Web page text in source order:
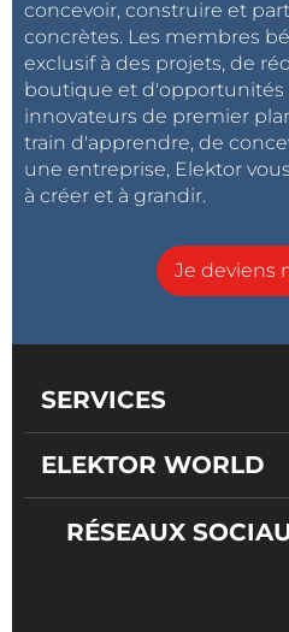
concevoir, construire et
concrètes. Les membres
exclusif à des projets, de
boutique et d'opportunités
innovateurs de premier
train d'apprendre, de
une entreprise, Elektor
à créer et à grandir.
Je deviens
SERVICES
ELEKTOR WORLD
RÉSEAUX